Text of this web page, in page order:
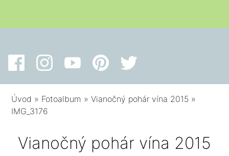
Úvod » Fotoalbum »Vianočný pohár vína 2015 »
IMG_3176
Vianočný pohár vína 2015